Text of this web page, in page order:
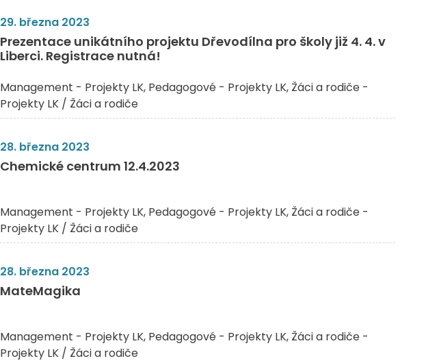
29. března 2023
Prezentace unikátního projektu Dřevodílna pro školy již 4. 4. v
Liberci. Registrace nutná!
Management - Projekty LK Pedagogové - Projekty LK Žáci a rodiče -
Projekty LK / Žáci a rodiče
28. března 2023
Chemické centrum 12.4.2023
Management - Projekty LK Pedagogové - Projekty LK Žáci a rodiče -
Projekty LK / Žáci a rodiče
28. března 2023
MateMagika
Management - Projekty LK Pedagogové - Projekty LK Žáci a rodiče -
Projekty LK / Žáci a rodiče